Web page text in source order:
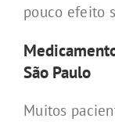
pouco efeito
São Paulo
Muitos